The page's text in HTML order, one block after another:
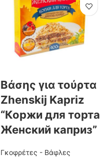
Βάσης για τούρτα
Zhenskij Kapriz
“Коржи для торта
Женский каприз”
Γκοφρέτες - Βάφλες